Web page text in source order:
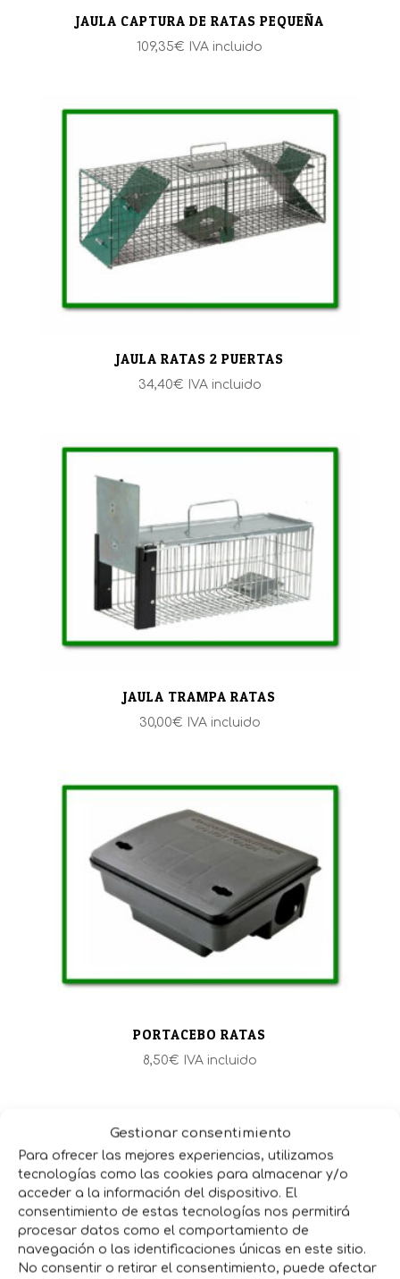
Gestionar consentimiento
Para ofrecer las mejores experiencias, utilizamos
tecnologías como las cookies para almacenar y/o
acceder a la información del dispositivo. El
consentimiento de estas tecnologías nos permitirá
procesar datos como el comportamiento de
navegación o las identificaciones únicas en este sitio.
No consentir o retirar el consentimiento, puede afectar
JAULA CAPTURA DE RATAS PEQUEÑA
109,35€ IVA incluido
JAULA RATAS 2 PUERTAS
34,40€ IVA incluido
JAULA TRAMPA RATAS
30,00€ IVA incluido
PORTACEBO RATAS
8,50€ IVA incluido